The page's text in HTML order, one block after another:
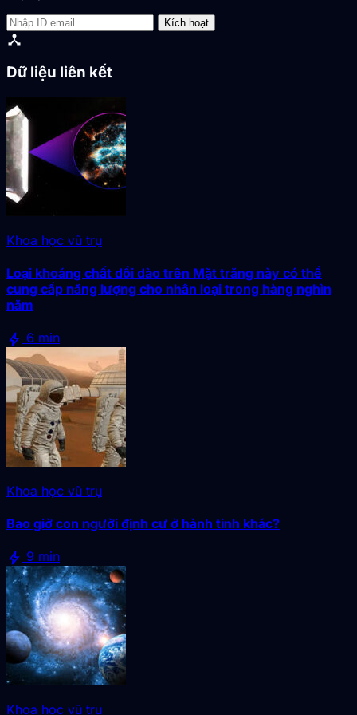
Kích hoạt
device_hub
Dữ liệu liên kết
Khoa học vũ trụ
Loại khoáng chất dồi dào trên Mặt trăng này có thể
cung cấp năng lượng cho nhân loại trong hàng nghìn
năm
bolt 6 min
Khoa học vũ trụ
Bao giờ con người định cư ở hành tinh khác?
bolt 9 min
Khoa học vũ trụ